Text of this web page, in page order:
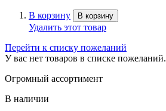
В корзину В корзину
Удалить этот товар
Перейти к списку пожеланий
У вас нет товаров в списке пожеланий.
Огромный ассортимент
В наличии